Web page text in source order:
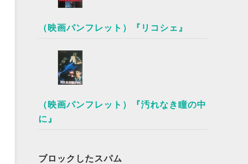
（映画パンフレット）『リコシェ』
（映画パンフレット）『汚れなき瞳の中
に』
ブロックしたスパム